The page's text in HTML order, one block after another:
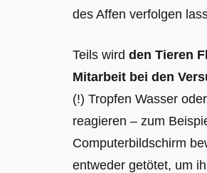
des Affen verfolgen
Teils wird den Tieren
Mitarbeit bei den
(!) Tropfen Wasser
reagieren – zum
Computerbildschirm
entweder getötet, um